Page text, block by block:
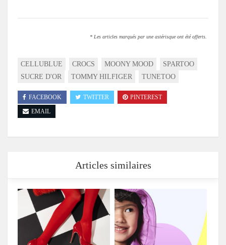
* Les articles marqués par une astérisque ont été offerts.
CELLUBLUE CROCS MOONY MOOD
SPARTOO
SUCRE D'OR
TOMMY HILFIGER TUNETOO
FACEBOOK TWITTER
PINTEREST
EMAIL
Articles similaires